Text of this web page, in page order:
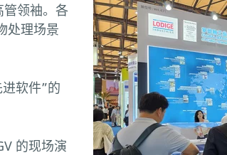
管领袖。各
处理场景
软件”的
的现场演